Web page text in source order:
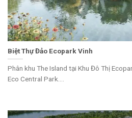
Biệt Thự Đảo Ecopark Vinh
Phân khu The Island tại Khu Đô Thị
Eco Central Park....